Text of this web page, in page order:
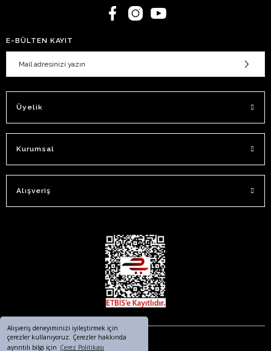
Alışveriş deneyiminizi iyileştirmek için
çerezler kullanıyoruz. Çerezler hakkında
ayrıntılı bilgi için Çerez Politikası
E-BÜLTEN KAYIT
Üyelik
Kurumsal
Alışveriş